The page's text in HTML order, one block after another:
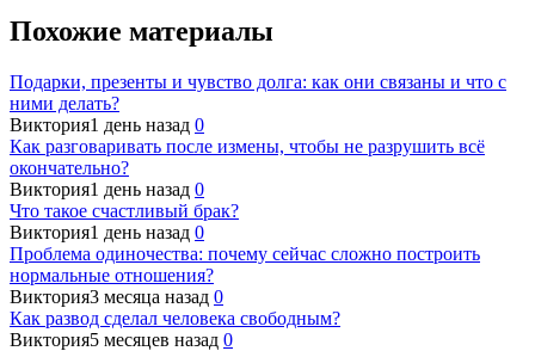
Похожие материалы
Подарки, презенты и чувство долга: как они связаны и что с
ними делать?
Виктория1 день назад 0
Как разговаривать после измены, чтобы не разрушить всё
окончательно?
Виктория1 день назад 0
Что такое счастливый брак?
Виктория1 день назад 0
Проблема одиночества: почему сейчас сложно построить
нормальные отношения?
Виктория3 месяца назад 0
Как развод сделал человека свободным?
Виктория5 месяцев назад 0